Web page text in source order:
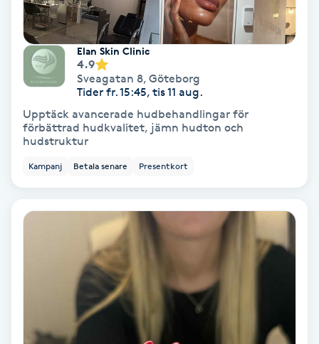
Hårbottenbehandling
Hårförlängning
Hårvård
Hälsprickor
IPL hårborttagning
Elan Skin Clinic
4.9
Sveagatan 8, Göteborg
Tider fr. 15:45, tis 11 aug.
Upptäck avancerade hudbehandlingar för
förbättrad hudkvalitet, jämn hudton och
hudstruktur
Kampanj Betala senare Presentkort